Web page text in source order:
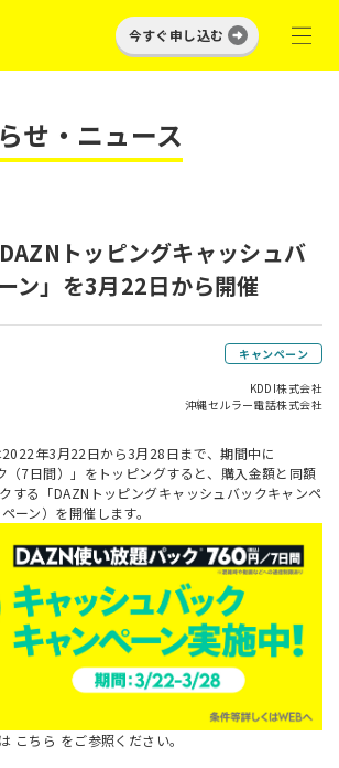
今すぐ申し込む
せ・ニュース
トッピングキャッシュバ
ン」を3月22日から開催
キャンペーン
KDDI株式会社
沖縄セルラー電話株式会社
年3月22日から3月28日まで、期間中に
（7日間）」をトッピングすると、購入金額と同額
する「DAZNトッピングキャッシュバックキャンペ
ーン）を開催します。
こちら をご参照ください。